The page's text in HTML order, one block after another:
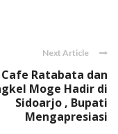
Next Article
Cafe Ratabata dan
Moge Hadir di
Sidoarjo , Bupati
Mengapresiasi